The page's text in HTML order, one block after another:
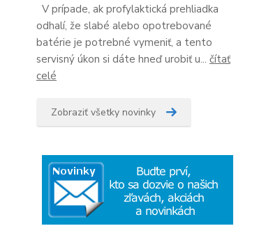
V prípade, ak profylaktická prehliadka
odhalí, že slabé alebo opotrebované
batérie je potrebné vymeniť, a tento
servisný úkon si dáte hneď urobiť u... čítať
celé
Zobraziť všetky novinky